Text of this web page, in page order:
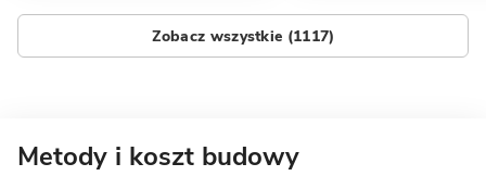
Zobacz wszystkie (1117)
Metody i koszt budowy